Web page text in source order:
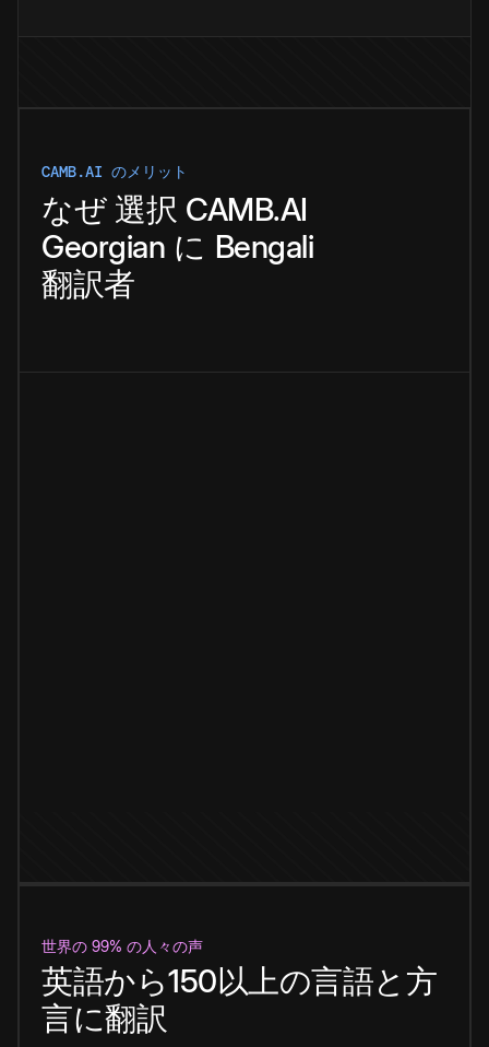
CAMB.AI のメリット
なぜ 選択 CAMB.AI
Georgian に Bengali
翻訳者
世界の 99% の人々の声
英語から150以上の言語と方
言に翻訳